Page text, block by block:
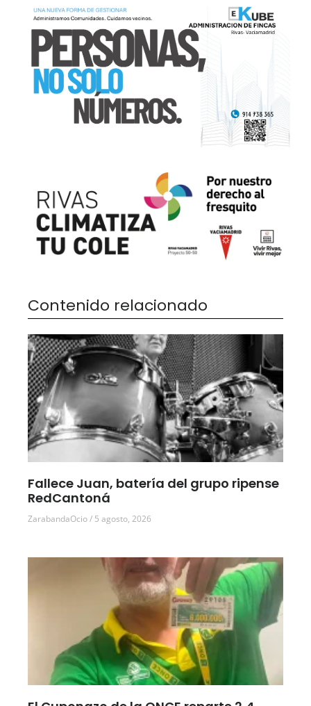
Contenido relacionado
Fallece Juan, batería del grupo ripense
RedCantoná
ZarabandaOcio 5 agosto, 2026